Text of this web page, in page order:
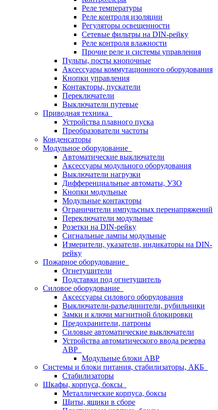
Реле температуры
Реле контроля изоляции
Регуляторы освещенности
Сетевые фильтры на DIN-рейку
Реле контроля влажности
Прочие реле и системы управления
Пульты, посты кнопочные
Аксессуары коммутационного оборудования
Кнопки управления
Контакторы, пускатели
Переключатели
Выключатели путевые
Приводная техника
Устройства плавного пуска
Преобразователи частоты
Конденсаторы
Модульное оборудование
Автоматические выключатели
Аксессуары модульного оборудования
Выключатели нагрузки
Дифференциальные автоматы, УЗО
Кнопки модульные
Модульные контакторы
Ограничители импульсных перенапряжений
Переключатели модульные
Розетки на DIN-рейку
Сигнальные лампы модульные
Измерители, указатели, индикаторы на DIN-
рейку
Пожарное оборудование
Огнетушители
Подставки под огнетушитель
Силовое оборудование
Аксессуары силового оборудования
Выключатели-разъединители, рубильники
Замки и ключи магнитной блокировки
Предохранители, патроны
Силовые автоматические выключатели
Устройства автоматического ввода резерва
АВР
Модульные блоки АВР
Системы и блоки питания, стабилизаторы, АКБ
Стабилизаторы
Шкафы, корпуса, боксы
Металлические корпуса, боксы
Щиты, ящики в сборе